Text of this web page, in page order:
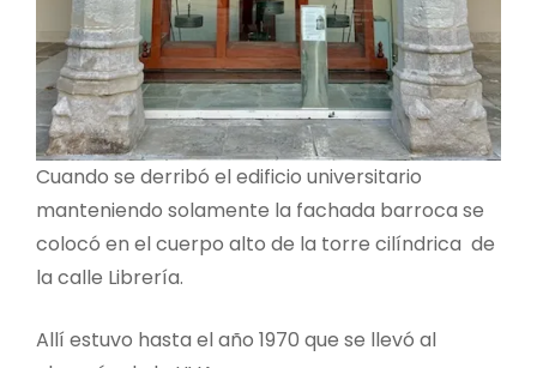
Cuando se derribó el edificio universitario
manteniendo solamente la fachada barroca se
colocó en el cuerpo alto de la torre cilíndrica de
la calle Librería.
Allí estuvo hasta el año 1970 que se llevó al